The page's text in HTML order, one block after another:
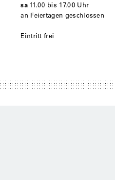
sa11.00 bis 17.00 Uhr
an Feiertagen geschlossen
Eintritt frei